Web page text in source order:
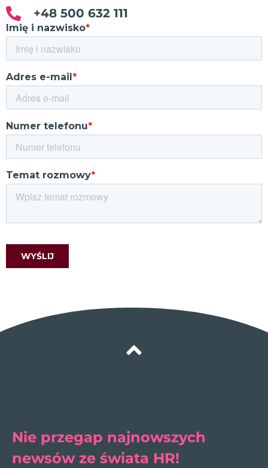
+48 500 632 111
Nie przegap najnowszych
newsów ze świata HR!